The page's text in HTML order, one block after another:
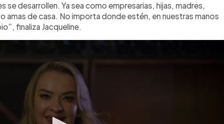
se desarrollen. Ya sea como empresarias, hijas, madres,
amas de casa. No importa donde estén, en nuestras manos
finaliza Jacqueline.